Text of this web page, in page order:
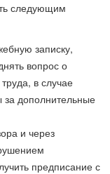
следующим
записку,
вопрос о
в случае
за дополнительные
и через
предписание с